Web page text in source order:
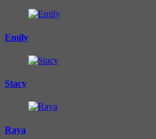
Emily
Stacy
Raya